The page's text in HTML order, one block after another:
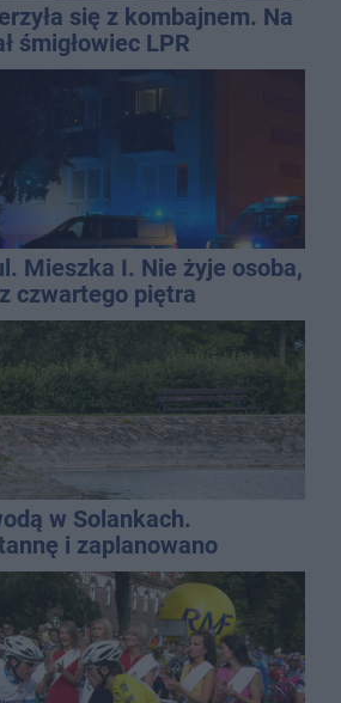
się z kombajnem. Na
śmigłowiec LPR
Mieszka I. Nie żyje osoba,
czwartego piętra
w Solankach.
i zaplanowano